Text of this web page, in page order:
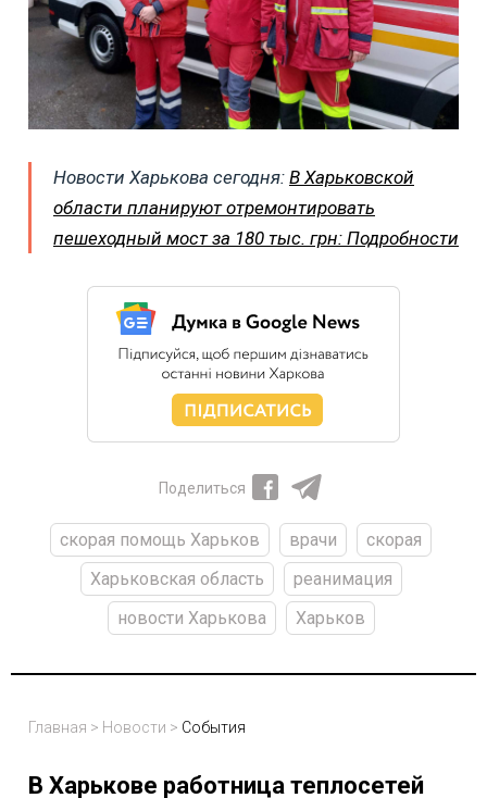
Новости Харькова сегодня: В Харьковской
области планируют отремонтировать
пешеходный мост за 180 тыс. грн: Подробности
Поделиться
скорая помощь Харьков врачи
скорая
Харьковская область
реанимация
новости Харькова
Харьков
Главная > Новости > События
В Харькове работница теплосетей